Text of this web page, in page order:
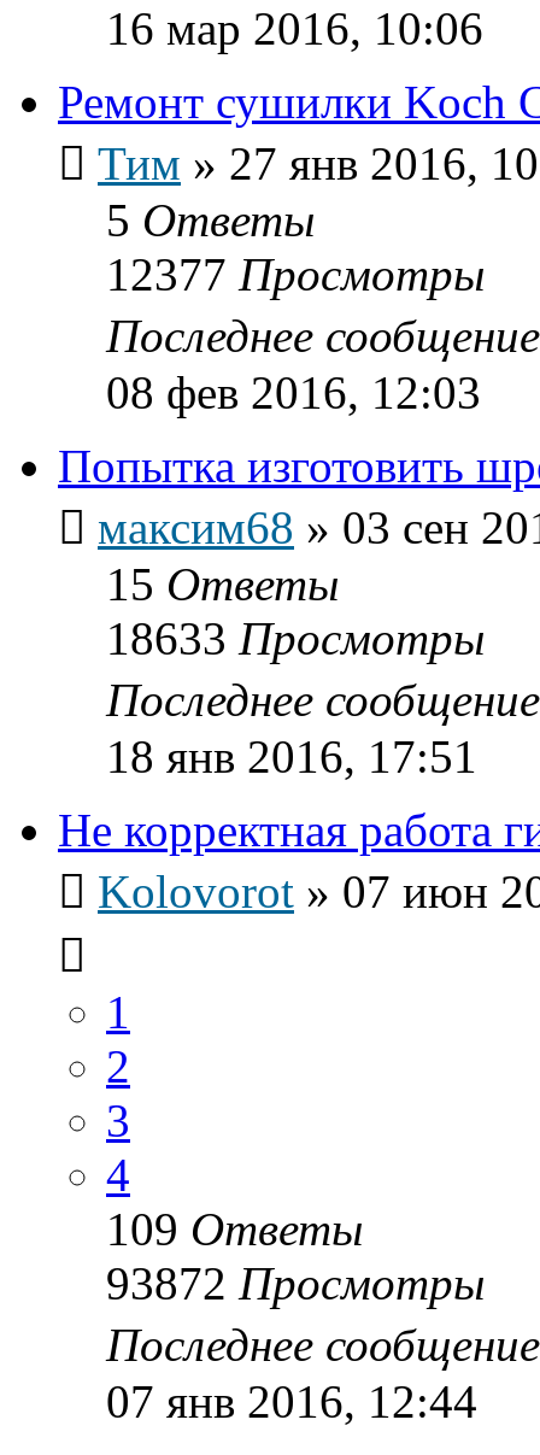
16 мар 2016, 10:06
Ремонт сушилки Koch
Тим » 27 янв 2016,
5 Ответы
12377 Просмотры
Последнее
08 фев 2016, 12:03
Попытка изготовить
максим68 » 03 сен
15 Ответы
18633 Просмотры
Последнее
18 янв 2016, 17:51
Не корректная работа
Kolovorot » 07 июн
1
2
3
4
109 Ответы
93872 Просмотры
Последнее
07 янв 2016, 12:44